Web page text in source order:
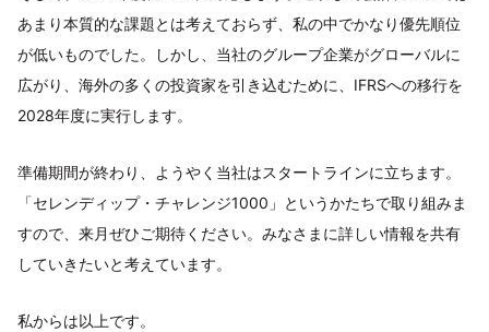
あまり本質的な課題とは考えておらず、私の中でかなり優先順位
が低いものでした。しかし、当社のグループ企業がグローバルに
広がり、海外の多くの投資家を引き込むために、IFRSへの移行を
2028年度に実行します。
準備期間が終わり、ようやく当社はスタートラインに立ちます。
「セレンディップ・チャレンジ1000」というかたちで取り組みま
すので、来月ぜひご期待ください。みなさまに詳しい情報を共有
していきたいと考えています。
私からは以上です。